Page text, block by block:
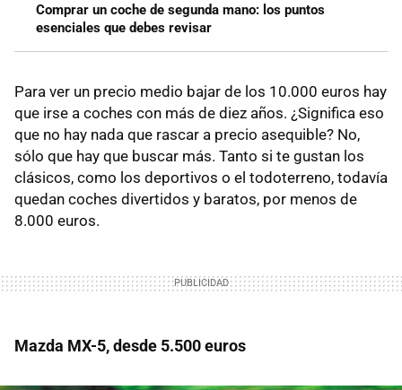
Comprar un coche de segunda mano: los puntos
esenciales que debes revisar
Para ver un precio medio bajar de los 10.000 euros hay
que irse a coches con más de diez años. ¿Significa eso
que no hay nada que rascar a precio asequible? No,
sólo que hay que buscar más. Tanto si te gustan los
clásicos, como los deportivos o el todoterreno, todavía
quedan coches divertidos y baratos, por menos de
8.000 euros.
Mazda MX-5, desde 5.500 euros